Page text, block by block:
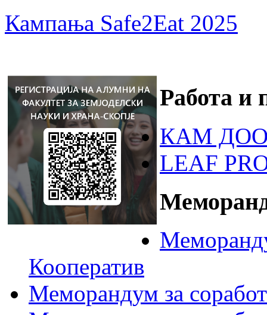
Кампања Safe2Eat 2025
Работа и
КАМ ДОО
LEAF
Кооператив
Меморандум за